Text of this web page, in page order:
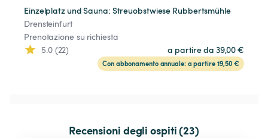
Einzelplatz und Sauna: Streuobstwiese Rubbertsmühle
Drensteinfurt
Prenotazione su richiesta
5.0 (22)
a partire da 39,00 €
Con abbonamento annuale: a partire 19,50 €
Recensioni degli ospiti (23)